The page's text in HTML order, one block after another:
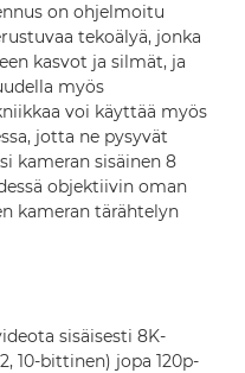
on ohjelmoitu
tekoälyä, jonka
kasvot ja silmät, ja
myös
voi käyttää myös
jotta ne pysyvät
kameran sisäinen 8
objektiivin oman
kameran tärähtelyn
sisäisesti 8K-
10-bittinen) jopa 120p-